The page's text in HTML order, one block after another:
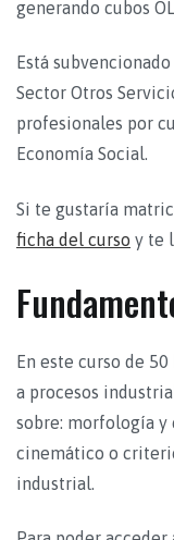
generando cubos
Está
Sector Otros
profesionales por
Economía Social.
Si te gustaría
ficha del curso y te
En este curso de
a procesos
sobre: morfología
cinemático o
industrial.